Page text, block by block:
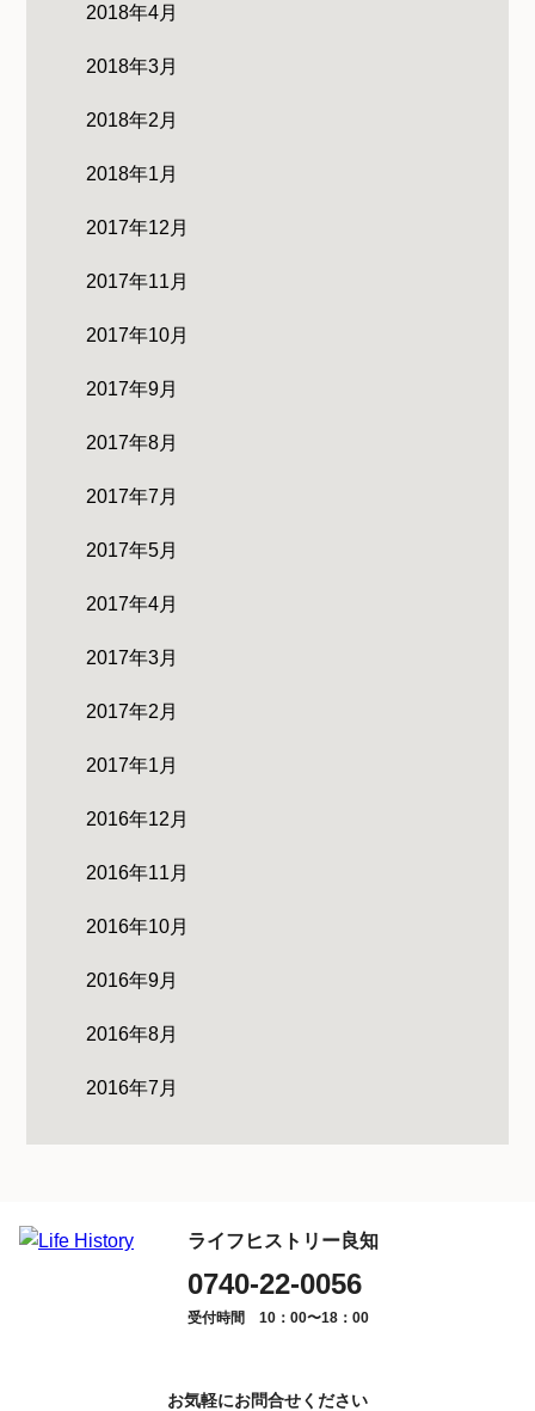
2018年4月
2018年3月
2018年2月
2018年1月
2017年12月
2017年11月
2017年10月
2017年9月
2017年8月
2017年7月
2017年5月
2017年4月
2017年3月
2017年2月
2017年1月
2016年12月
2016年11月
2016年10月
2016年9月
2016年8月
2016年7月
ライフヒストリー良知
0740-22-0056
受付時間 10：00〜18：00
お気軽にお問合せください